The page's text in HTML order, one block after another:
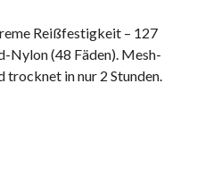
Reißfestigkeit – 127
Nylon (48 Fäden). Mesh-
in nur 2 Stunden.